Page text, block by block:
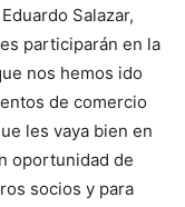
Salazar,
participarán en la
nos hemos ido
de comercio
les vaya bien en
oportunidad de
socios y para